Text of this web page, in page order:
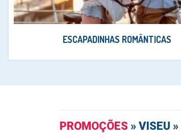
ESCAPADINHAS ROMÂNTICAS
PROMOÇÕES » VISEU »